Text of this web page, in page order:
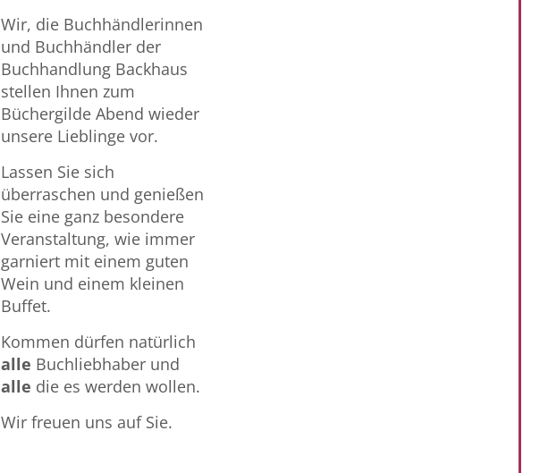
Wir, die Buchhändlerinnen
und Buchhändler der
Buchhandlung Backhaus
stellen Ihnen zum
Büchergilde Abend wieder
unsere Lieblinge vor.
Lassen Sie sich
überraschen und genießen
Sie eine ganz besondere
Veranstaltung, wie immer
garniert mit einem guten
Wein und einem kleinen
Buffet.
Kommen dürfen natürlich
alle Buchliebhaber und
alle die es werden wollen.
Wir freuen uns auf Sie.